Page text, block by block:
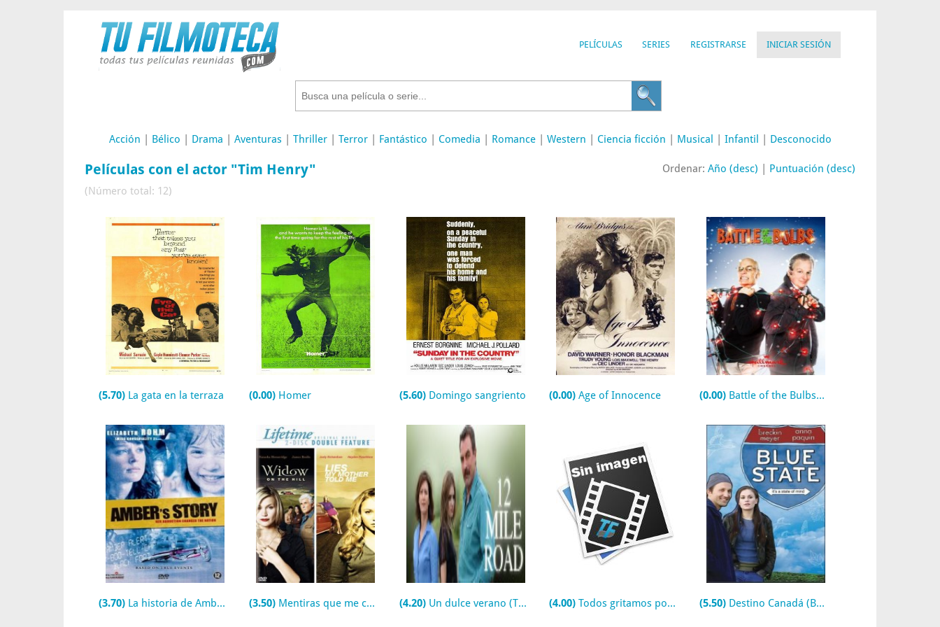
PELÍCULAS SERIES REGISTRARSE INICIAR SESIÓN
Acción Bélico Drama Aventuras Thriller| Terror| Fantástico Comedia Romance| Western Ciencia ficción Musical Infantil Desconocido
Películas con el actor "Tim Henry"
(Número total: 12)
Ordenar: Año (desc) Puntuación (desc)
(5.70) La gata en la terraza (0.00) Homer (5.60) Domingo sangriento (0.00)Age of Innocence (0.00) Battle of the Bulbs (TV)
(3.70) La historia de Amber (TV) (3.50) Mentiras que me contó mi madre (TV) (4.20) Un dulce verano (TV) (4.00)Todos gritamos por un helado (Masters of Horror Series) (TV) (5.50) Destino Canadá (Blue State)